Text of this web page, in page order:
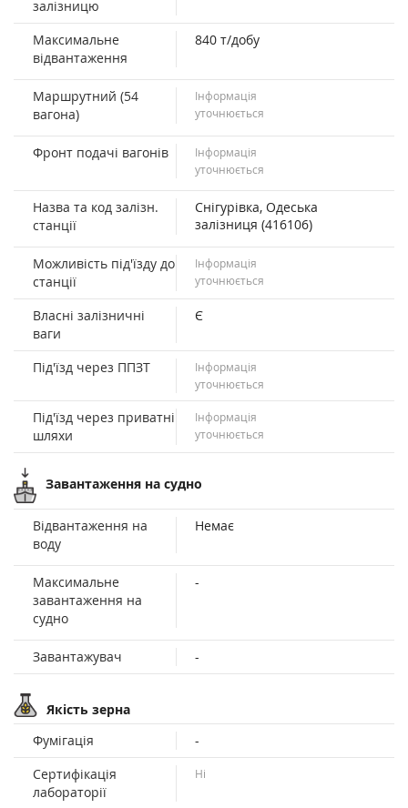
залізницю
Максимальне
відвантаження
840 т/добу
Маршрутний (54
вагона)
Інформація
уточнюється
Фронт подачі вагонів
Інформація
уточнюється
Назва та код залізн.
станції
Снігурівка, Одеська
залізниця (416106)
Можливість під'їзду до
станції
Інформація
уточнюється
Власні залізничні
ваги
Є
Під'їзд через ППЗТ
Інформація
уточнюється
Під'їзд через приватні
шляхи
Інформація
уточнюється
Завантаження на судно
Відвантаження на
воду
Немає
Максимальне
завантаження на
судно
-
Завантажувач -
Якість зерна
Фумігація
-
Сертифікація
лабораторії
Ні